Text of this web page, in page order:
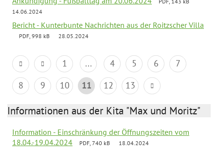
14.06.2024
Bericht - Kunterbunte Nachrichten aus der Roitzscher Villa
PDF, 998 kB 28.05.2024
1 ... 4 5 6
7
8
9 10 11 12 13
Informationen aus der Kita "Max und Moritz"
Information - Einschränkung der Öffnungszeiten vom
18.04.-19.04.2024
PDF, 740 kB 18.04.2024